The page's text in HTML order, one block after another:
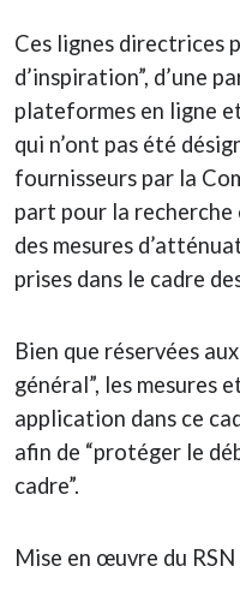
Ces lignes directrices
d’inspiration”, d’une
plateformes en ligne
qui n’ont pas été
fournisseurs par la
part pour la recherche
des mesures
prises dans le cadre
Bien que réservées
général”, les mesures
application dans ce
afin de “protéger le
cadre”.
Mise en œuvre du RSN